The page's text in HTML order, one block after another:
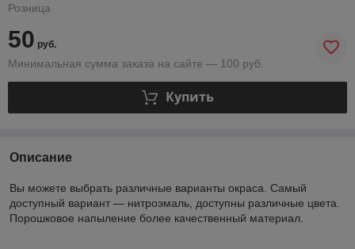
Розница
50 руб.
Минимальная сумма заказа на сайте — 100 руб.
Купить
Описание
Вы можете выбрать различные варианты окраса. Самый
доступный вариант — нитроэмаль, доступны различные цвета.
Порошковое напыление более качественный материал.